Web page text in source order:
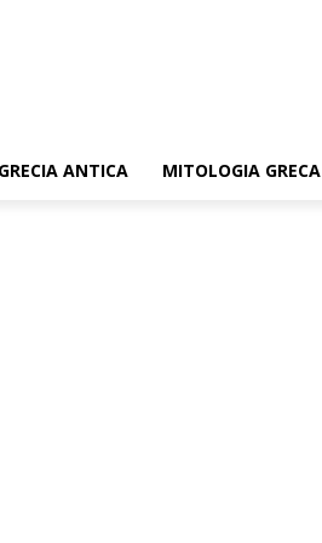
ANTICA MITOLOGIA GRECA